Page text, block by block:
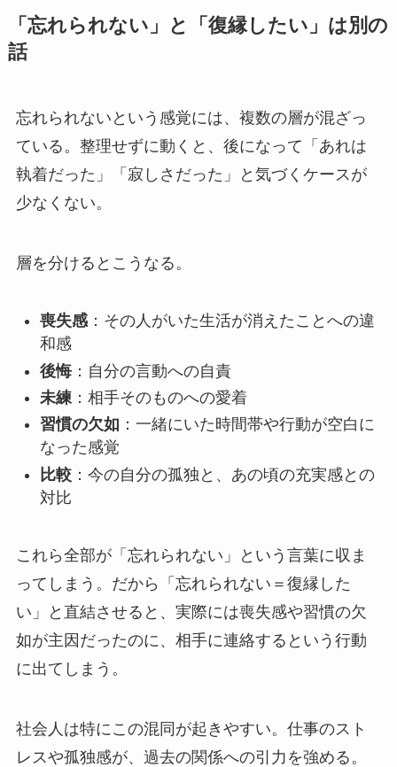
「忘れられない」と「復縁したい」は別の
話
忘れられないという感覚には、複数の層が混ざっ
ている。整理せずに動くと、後になって「あれは
執着だった」「寂しさだった」と気づくケースが
少なくない。
層を分けるとこうなる。
喪失感：その人がいた生活が消えたことへの違
和感
後悔：自分の言動への自責
未練：相手そのものへの愛着
習慣の欠如 ：一緒にいた時間帯や行動が空白に
なった感覚
比較：今の自分の孤独と、あの頃の充実感との
対比
これら全部が「忘れられない」という言葉に収ま
ってしまう。だから「忘れられない＝復縁した
い」と直結させると、実際には喪失感や習慣の欠
如が主因だったのに、相手に連絡するという行動
に出てしまう。
社会人は特にこの混同が起きやすい。仕事のスト
レスや孤独感が、過去の関係への引力を強める。